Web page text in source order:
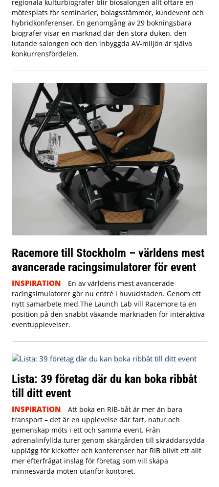
regionala kulturbiografer blir biosalongen allt oftare en
mötesplats för seminarier, bolagsstämmor, kundevent och
hybridkonferenser. En genomgång av 29 bokningsbara
biografer visar en marknad där den stora duken, den
lutande salongen och den inbyggda AV-miljön är själva
konkurrensfördelen.
Racemore till Stockholm – världens mest
avancerade racingsimulatorer för event
INSPIRATION
En av världens mest avancerade
racingsimulatorer gör nu entré i huvudstaden. Genom ett
nytt samarbete med The Launch Lab vill Racemore ta en
position på den snabbt växande marknaden för interaktiva
eventupplevelser.
Lista: 39 företag där du kan boka ribbåt
till ditt event
INSPIRATION
Att boka en RIB-båt är mer än bara
transport – det är en upplevelse där fart, natur och
gemenskap möts i ett och samma event. Från
adrenalinfyllda turer genom skärgården till skräddarsydda
upplägg för kickoffer och konferenser har RIB blivit ett allt
mer efterfrågat inslag för företag som vill skapa
minnesvärda möten utanför kontoret.